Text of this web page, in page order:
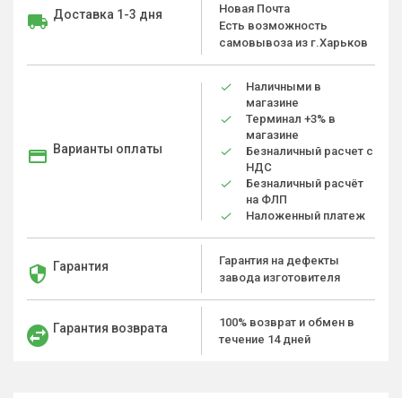
Доставка 1-3 дня
Новая Почта
Есть возможность
самовывоза из г.Харьков
Варианты оплаты
Наличными в
магазине
Терминал +3% в
магазине
Безналичный расчет с
НДС
Безналичный расчёт
на ФЛП
Наложенный платеж
Гарантия
Гарантия на дефекты
завода изготовителя
Гарантия возврата
100% возврат и обмен в
течение 14 дней